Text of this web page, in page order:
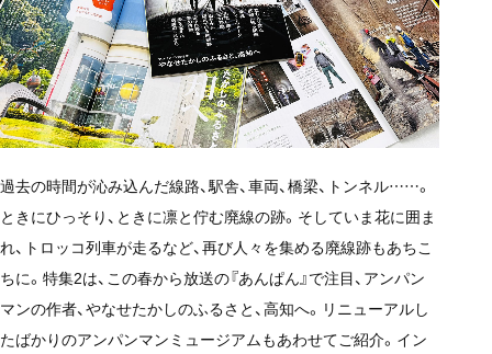
過去の時間が沁み込んだ線路、駅舎、車両、橋梁、トンネル……。
ときにひっそり、ときに凛と佇む廃線の跡。そしていま花に囲ま
れ、トロッコ列車が走るなど、再び人々を集める廃線跡もあちこ
ちに。特集2は、この春から放送の『あんぱん』で注目、アンパン
マンの作者、やなせたかしのふるさと、高知へ。リニューアルし
たばかりのアンパンマンミュージアムもあわせてご紹介。イン